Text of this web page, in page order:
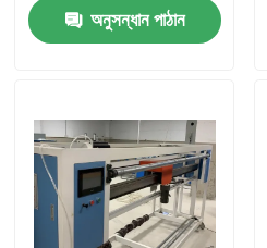
পণ্য
ভিডিও
অনুসন্ধান পাঠান